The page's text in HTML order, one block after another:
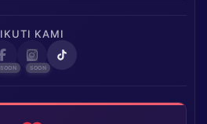
IKUTI KAMI